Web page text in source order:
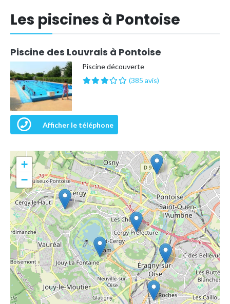
Les piscines à Pontoise
Piscine des Louvrais à Pontoise
Piscine découverte
(385 avis)
Afficher le téléphone
+
−